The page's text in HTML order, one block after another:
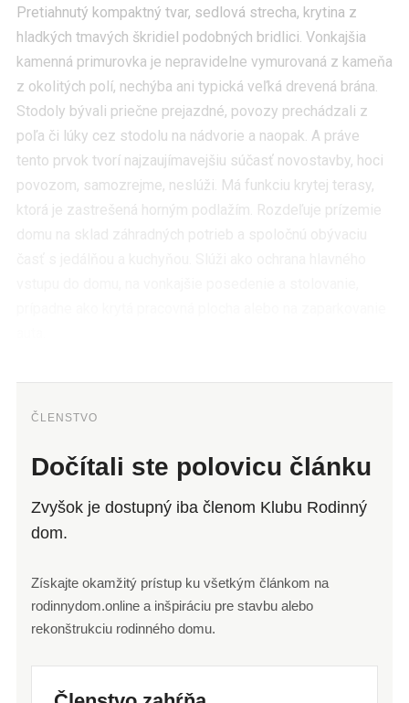
Pretiahnutý kompaktný tvar, sedlová strecha, krytina z
hladkých tmavých škridiel podobných bridlici. Vonkajšia
kamenná primurovka je nepravidelne vymurovaná z kameňa
z okolitých polí, nechýba ani typická veľká drevená brána.
Stodoly bývali priečne prejazdné, povozy prechádzali z
poľa či lúky cez stodolu na nádvorie a naopak. A práve
tento prvok tvorí najzaujímavejšiu súčasť novostavby, hoci
povozom, samozrejme, neslúži. Má funkciu krytej terasy,
ktorá je zastrešená horným podlažím. Rozdeľuje prízemie
ČLENSTVO
Dočítali ste polovicu článku
Zvyšok je dostupný iba členom Klubu Rodinný
dom.
Získajte okamžitý prístup ku všetkým článkom na
rodinnydom.online a inšpiráciu pre stavbu alebo
rekonštrukciu rodinného domu.